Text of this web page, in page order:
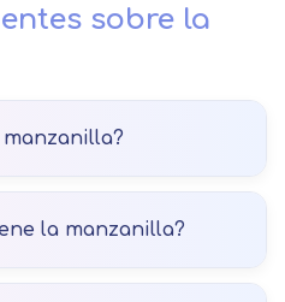
sobre la
la manzanilla?